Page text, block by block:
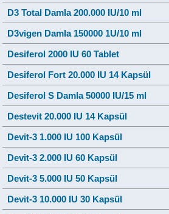
D3 Total Damla 200.000 IU/10 ml
D3vigen Damla 150000 1U/10 ml
Desiferol 2000 IU 60 Tablet
Desiferol Fort 20.000 IU 14 Kapsül
Desiferol S Damla 50000 IU/15 ml
Destevit 20.000 IU 14 Kapsül
Devit-3 1.000 IU 100 Kapsül
Devit-3 2.000 IU 60 Kapsül
Devit-3 5.000 IU 50 Kapsül
Devit-3 10.000 IU 30 Kapsül